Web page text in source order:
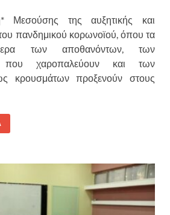
Μεσούσης της αυξητικής και
του πανδημικού κορωνοϊού, όπου τα
των αποθανόντων, των
που χαροπαλεύουν και των
κρουσμάτων προξενούν στους